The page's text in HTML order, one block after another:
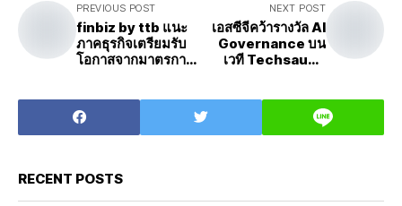
PREVIOUS POST
finbiz by ttb แนะ
ภาคธุรกิจเตรียมรับ
โอกาสจากมาตรการ
สิทธิลดหย่อนภาษี
NEXT POST
เอสซีจีคว้ารางวัล AI
Governance บน
เวที Techsauce
เป็นผู้นำด้าน
เทคโนโลยีอย่างมีธร
รมาภิบาล
RECENT POSTS